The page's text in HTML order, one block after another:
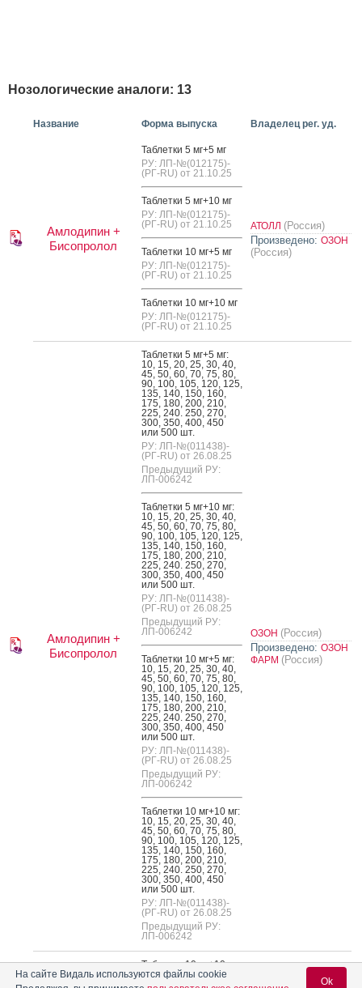
Нозологические аналоги: 13
Название Форма выпуска Владелец рег. уд.
Амлодипин +
Бисопролол
Таб­летки 5 мг+5 мг
РУ: ЛП-№(012175)-
(РГ-RU) от 21.10.25
Таб­летки 5 мг+10 мг
РУ: ЛП-№(012175)-
(РГ-RU) от 21.10.25
Таб­летки 10 мг+5 мг
РУ: ЛП-№(012175)-
(РГ-RU) от 21.10.25
Таб­летки 10 мг+10 мг
РУ: ЛП-№(012175)-
(РГ-RU) от 21.10.25
АТОЛЛ (Россия)
Произведено: ОЗОН
(Россия)
Амлодипин +
Бисопролол
Таб­летки 5 мг+5 мг:
10, 15, 20, 25, 30, 40,
45, 50, 60, 70, 75, 80,
90, 100, 105, 120, 125,
135, 140, 150, 160,
175, 180, 200, 210,
225, 240. 250, 270,
300, 350, 400, 450
или 500 шт.
РУ: ЛП-№(011438)-
(РГ-RU) от 26.08.25
Предыдущий РУ:
ЛП-006242
Таб­летки 5 мг+10 мг:
10, 15, 20, 25, 30, 40,
45, 50, 60, 70, 75, 80,
90, 100, 105, 120, 125,
135, 140, 150, 160,
175, 180, 200, 210,
225, 240. 250, 270,
300, 350, 400, 450
или 500 шт.
РУ: ЛП-№(011438)-
(РГ-RU) от 26.08.25
Предыдущий РУ:
ЛП-006242
Таб­летки 10 мг+5 мг:
10, 15, 20, 25, 30, 40,
45, 50, 60, 70, 75, 80,
90, 100, 105, 120, 125,
135, 140, 150, 160,
175, 180, 200, 210,
225, 240. 250, 270,
300, 350, 400, 450
или 500 шт.
РУ: ЛП-№(011438)-
(РГ-RU) от 26.08.25
Предыдущий РУ:
ЛП-006242
Таб­летки 10 мг+10 мг:
10, 15, 20, 25, 30, 40,
45, 50, 60, 70, 75, 80,
90, 100, 105, 120, 125,
135, 140, 150, 160,
175, 180, 200, 210,
225, 240. 250, 270,
300, 350, 400, 450
или 500 шт.
РУ: ЛП-№(011438)-
(РГ-RU) от 26.08.25
Предыдущий РУ:
ЛП-006242
ОЗОН (Россия)
Произведено: ОЗОН
ФАРМ (Россия)
Таб­летки 10 мг+10 мг:
10, 14, 15, 20, 25, 28,
На сайте Видаль используются файлы cookie
Ok